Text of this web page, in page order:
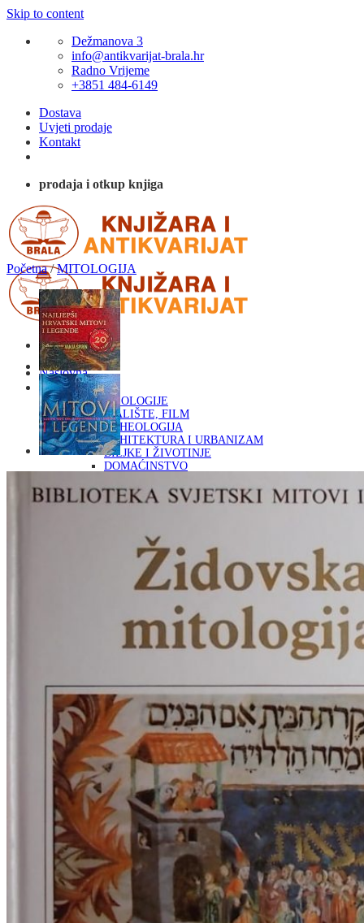
Skip to content
Dežmanova 3
info@antikvarijat-brala.hr
Radno Vrijeme
+3851 484-6149
Dostava
Uvjeti prodaje
Kontakt
prodaja i otkup knjiga
Naslovna
KNJIGE
OD ARHEOLOGIJE
DO KAZALIŠTE, FILM
ARHEOLOGIJA
ARHITEKTURA I URBANIZAM
BILJKE I ŽIVOTINJE
DOMAĆINSTVO
ETNOLOGIJA
FILOZOFIJA, SOCIOLOGIJA, ANTROPOLOGIJA
KAZALIŠTE, FILM
OD KNJIŽEVNOST
KNJIŽEVNOST
LJEKOVITO BILJE I ZDRAVLJE
MITOLOGIJA
POVIJEST I PUBLICISTIKA
PRIRODNE ZNANOSTI
PSIHOLOGIJA, POPULARNA PSIHOLOGIJA,
RAZNO
RELIGIJA
OD RJEČNIKA
DO ZEMLJOVIDA
RJEČNICI, GRAMATIKE, PRAVOPISI…
ŠAH
SPORT
STRIPOVI
TEHNIČKE ZNANOSTI
TEORIJA I POVIJEST KNJIŽEVNOSTI
VEDUTE
ZAGREB
ZEMLJOVIDI
Otkup knjiga
O nama
Novosti
AKCIJA
Pretraži:
Početna / MITOLOGIJA